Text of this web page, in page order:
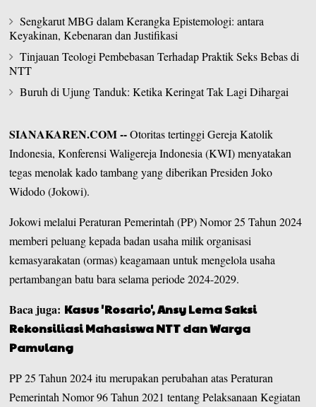
Sengkarut MBG dalam Kerangka Epistemologi: antara
Keyakinan, Kebenaran dan Justifikasi
Tinjauan Teologi Pembebasan Terhadap Praktik Seks Bebas di
NTT
Buruh di Ujung Tanduk: Ketika Keringat Tak Lagi Dihargai
SIANAKAREN.COM--Otoritas tertinggiGereja Katolik
Indonesia,Konferensi Waligereja Indonesia (KWI) menyatakan
tegas menolak kado tambang yang diberikan Presiden Joko
Widodo (Jokowi).
Jokowi melalui Peraturan Pemerintah (PP) Nomor 25 Tahun 2024
memberi peluang kepada badan usaha milik organisasi
kemasyarakatan (ormas) keagamaan untuk mengelola usaha
pertambangan batu bara selama periode 2024-2029.
Baca juga: Kasus 'Rosario', Ansy Lema Saksi
Rekonsiliasi Mahasiswa NTT dan Warga
Pamulang
PP 25 Tahun 2024 itu merupakan perubahan atas Peraturan
Pemerintah Nomor 96 Tahun 2021 tentang Pelaksanaan Kegiatan